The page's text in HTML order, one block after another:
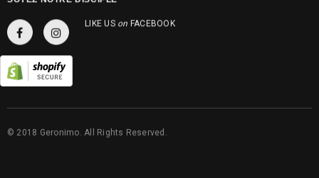
LIKE US FACEBOOK
© 2018 Geronimo. All Rights Reserved.